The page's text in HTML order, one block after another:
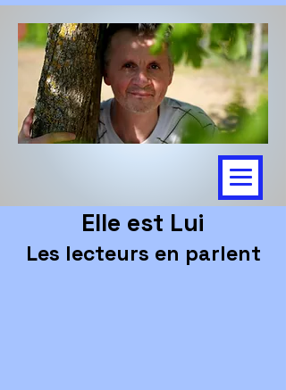
Elle est Lui
Les lecteurs en parlent